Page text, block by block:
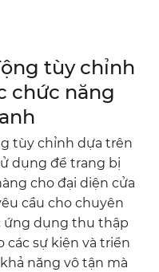
tùy chỉnh
chức năng
tùy chỉnh dựa trên
dụng để trang bị
cho đại diện cửa
cầu cho chuyên
ứng dụng thu thập
các sự kiện và triển
năng vô tận mà